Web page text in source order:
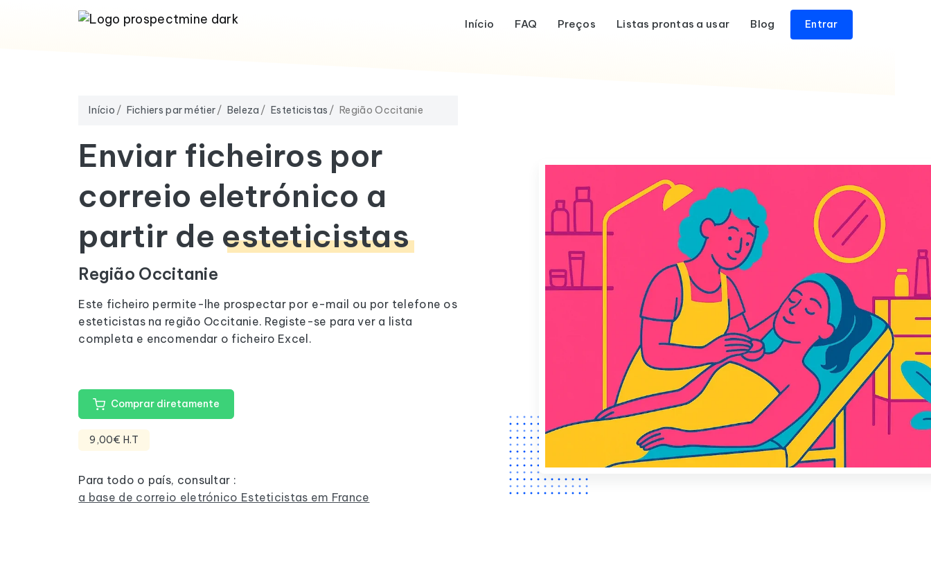
Início FAQ Preços Listas prontas a usar Blog Entrar
Início Fichiers par métier Beleza Esteticistas Região Occitanie
Enviar ficheiros por
correio eletrónico a
partir de esteticistas
Região Occitanie
Este ficheiro permite-lhe prospectar por e-mail ou por telefone os
esteticistas na região Occitanie. Registe-se para ver a lista
completa e encomendar o ficheiro Excel.
Comprar diretamente
9,00€ H.T
Para todo o país, consultar :
a base de correio eletrónico Esteticistas em France